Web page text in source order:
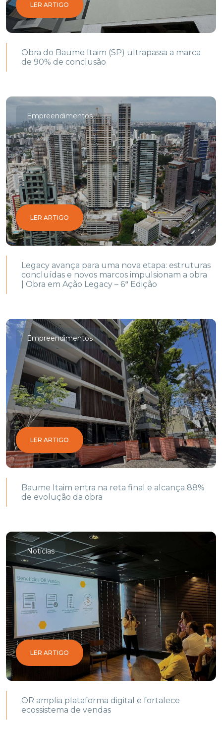
LER ARTIGO
Obra do Baume Itaim (SP) ultrapassa a marca
de 90% de conclusão
Empreendimentos
LER ARTIGO
Legacy avança para uma nova etapa: estruturas
concluídas e novos marcos impulsionam a obra
| Obra em Ação Legacy – 6ª Edição
Empreendimentos
LER ARTIGO
Baume Itaim entra na reta final e alcança 88%
de evolução da obra
Notícias
LER ARTIGO
OR amplia plataforma digital e fortalece
ecossistema de vendas